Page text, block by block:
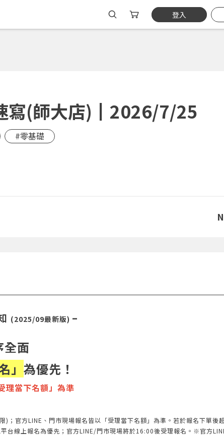
登入
寫(師大店)┃2026/7/25
#零基礎
(2025/09最新版) –
全面
」 為優先！
理當下名額」為準
官方LINE、門市現場報名皆以「受理當下名額」為準。若於報名下單後
線上報名為優先；官方LINE/門市現場將於16:00後受理報名。※官方